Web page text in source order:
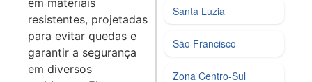
resistentes, projetadas
para evitar quedas e
garantir a segurança
em diversos
Santa Luzia
São Francisco
Zona Centro‑Sul